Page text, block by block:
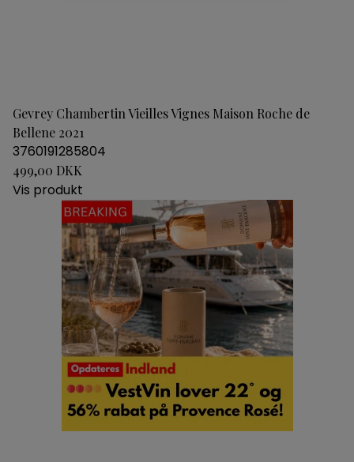
Gevrey Chambertin Vieilles Vignes Maison Roche de
Bellene 2021
3760191285804
499,00 DKK
Vis produkt